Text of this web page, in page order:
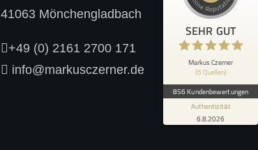
41063 Mönchengladbach
+49 (0) 2161 2700 171
info@markusczerner.de
SEHR GUT
Markus Czerner
(6 Quellen)
856 Kundenbewertungen
Authentizität
6.8.2026
Blick aufs ProvenExpert-Profil werfen
Anonym
5
Herr Czerner hat eine hervorragende
Motivations-Speech auf unserer Tagung
gehalten! Die Zusammenarbeit war v...